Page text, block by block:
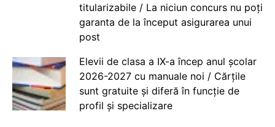
titularizabile / La niciun concurs nu poți
garanta de la început asigurarea unui
post
Elevii de clasa a IX-a încep anul școlar
2026-2027 cu manuale noi / Cărțile
sunt gratuite și diferă în funcție de
profil și specializare